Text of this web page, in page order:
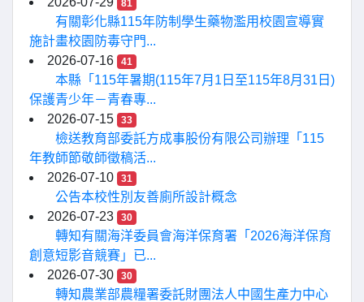
81
有關彰化縣115年防制學生藥物濫用校園宣導實
施計畫校園防毒守門...
2026-07-16
41
本縣「115年暑期(115年7月1日至115年8月31日)
保護青少年－青春專...
2026-07-15
33
檢送教育部委託方成事股份有限公司辦理「115
年教師節敬師徵稿活...
2026-07-10
31
公告本校性別友善廁所設計概念
2026-07-23
30
轉知有關海洋委員會海洋保育署「2026海洋保育
創意短影音競賽」已...
2026-07-30
30
轉知農業部農糧署委託財團法人中國生產力中心